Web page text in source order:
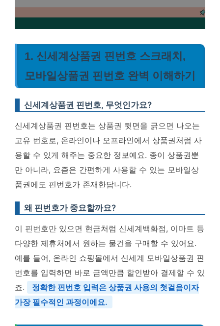
1. 신세계상품권 핀번호 스크래치,
모바일상품권 핀번호 완벽 이해하기
신세계상품권 핀번호, 무엇인가요?
신세계상품권 핀번호는 상품권 뒷면을 긁으면 나오는
고유 번호로, 온라인이나 오프라인에서 상품권처럼 사
용할 수 있게 해주는 중요한 정보예요. 종이 상품권뿐
만 아니라, 요즘은 간편하게 사용할 수 있는 모바일상
품권에도 핀번호가 존재한답니다.
왜 핀번호가 중요할까요?
이 핀번호만 있으면 현금처럼 신세계백화점, 이마트 등
다양한 제휴처에서 원하는 물건을 구매할 수 있어요.
예를 들어, 온라인 쇼핑몰에서 신세계 모바일상품권 핀
번호를 입력하면 바로 금액만큼 할인받아 결제할 수 있
죠.
정확한 핀번호 입력은 상품권 사용의 첫걸음이자
가장 필수적인 과정이에요.